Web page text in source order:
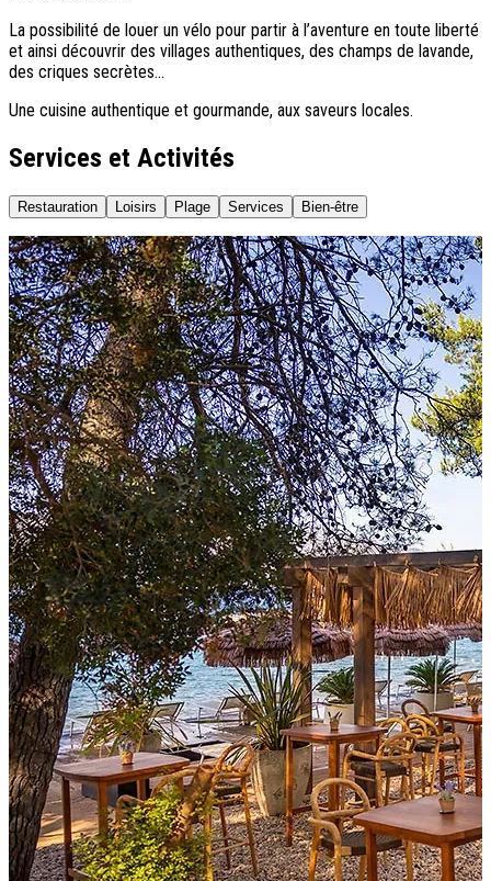
La possibilité de louer un vélo pour partir à l’aventure en toute liberté
et ainsi découvrir des villages authentiques, des champs de lavande,
des criques secrètes...
Une cuisine authentique et gourmande, aux saveurs locales.
Services et Activités
Restauration Loisirs Plage Services Bien-être